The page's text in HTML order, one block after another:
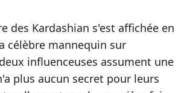
des Kardashian s'est affichée en
célèbre mannequin sur
influenceuses assument une
plus aucun secret pour leurs